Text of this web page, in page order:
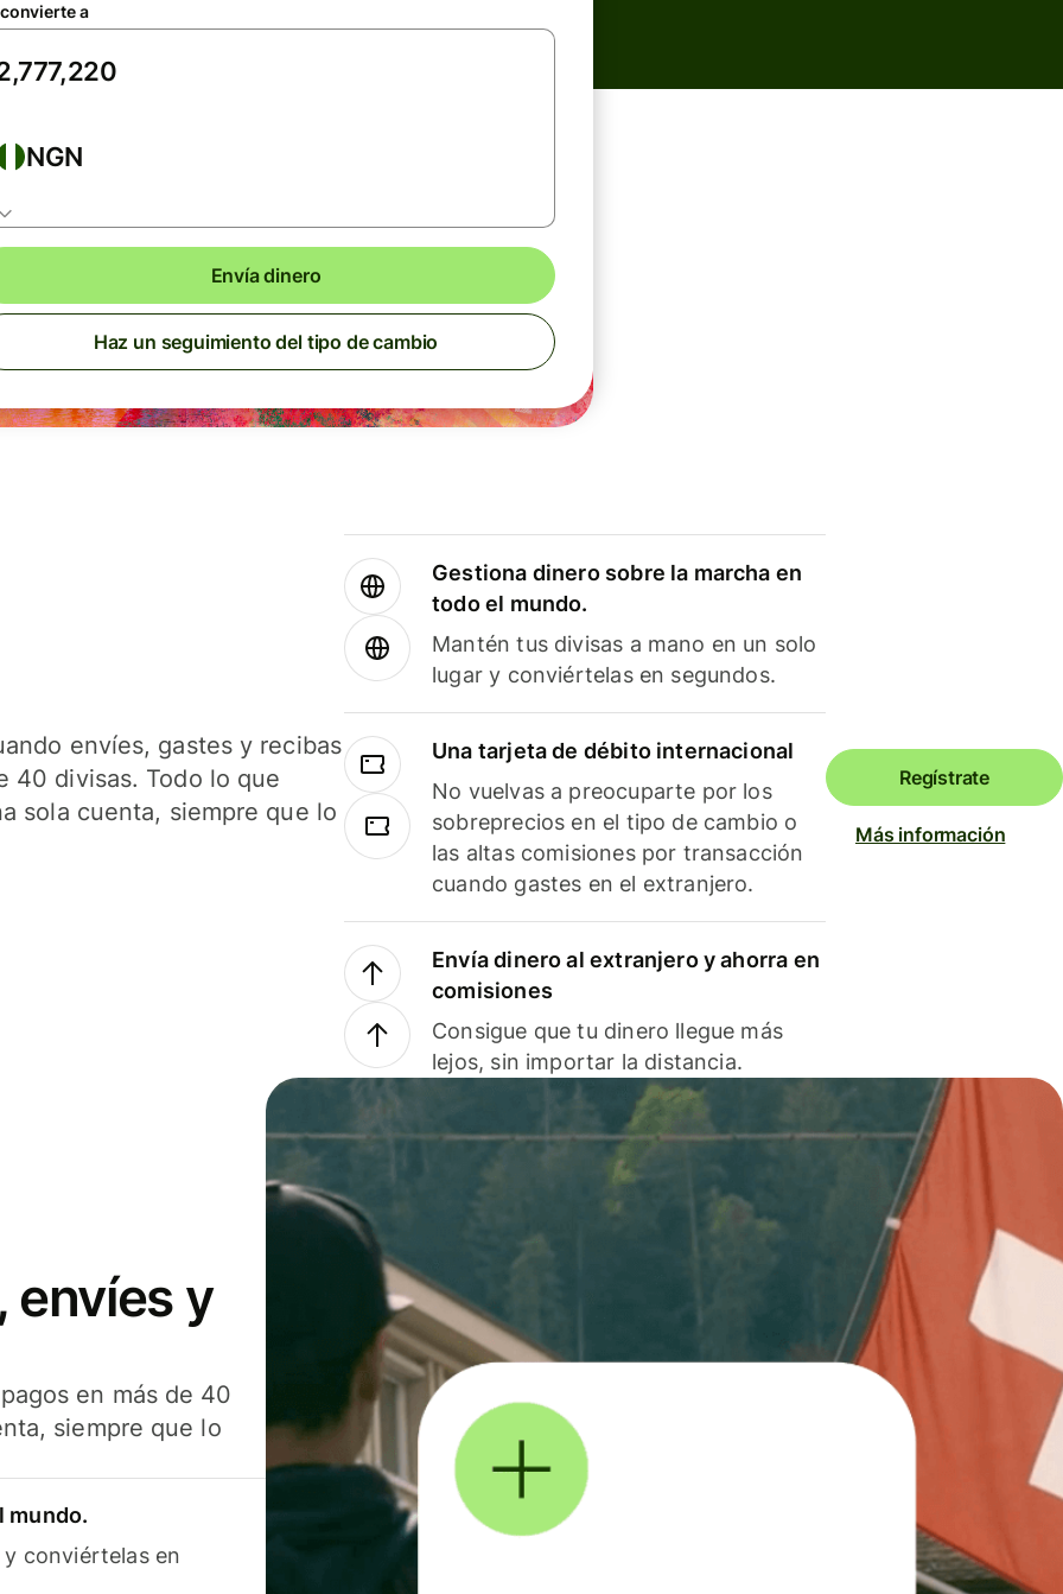
a
NGN
Envía dinero
Haz un seguimiento del tipo de cambio
envíes, gastes y recibas
40 divisas. Todo lo que
sola cuenta, siempre que lo
Gestiona dinero sobre la marcha en
todo el mundo.
Mantén tus divisas a mano en un solo
lugar y conviértelas en segundos.
Una tarjeta de débito internacional
No vuelvas a preocuparte por los
sobreprecios en el tipo de cambio o
las altas comisiones por transacción
cuando gastes en el extranjero.
Envía dinero al extranjero y ahorra en
comisiones
Consigue que tu dinero llegue más
lejos, sin importar la distancia.
Regístrate
Más información
envíes y
en más de 40
siempre que lo
mundo.
conviértelas en